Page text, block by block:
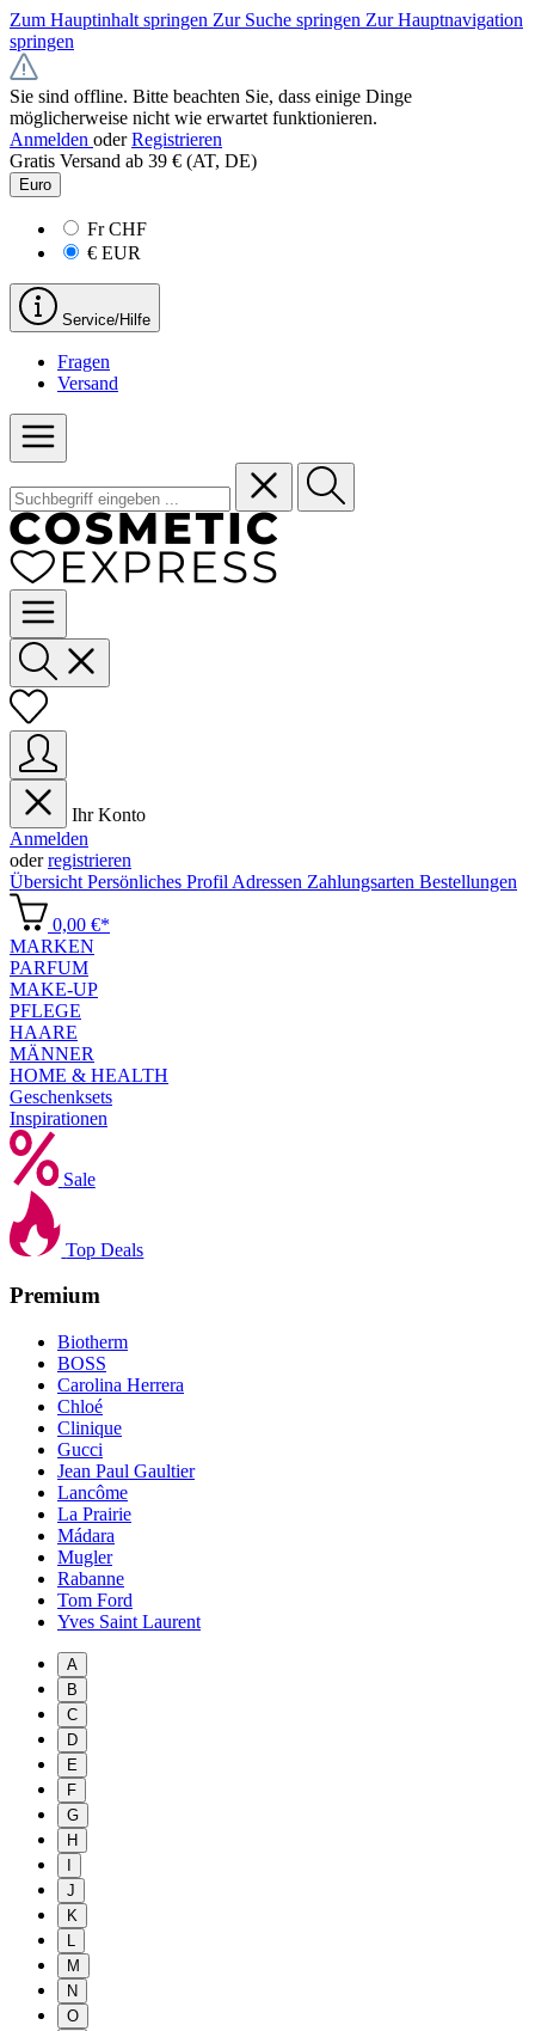
Zum Hauptinhalt springen Zur Suche springen Zur Hauptnavigation
springen
Sie sind offline. Bitte beachten Sie, dass einige Dinge
möglicherweise nicht wie erwartet funktionieren.
Anmelden oder Registrieren
Gratis Versand ab 39 € (AT, DE)
Euro
FrCHF
€ EUR
Service/Hilfe
Fragen
Versand
Ihr Konto
Anmelden
oderregistrieren
Übersicht Persönliches Profil Adressen Zahlungsarten Bestellungen
0,00 €*
MARKEN
PARFUM
MAKE-UP
PFLEGE
HAARE
MÄNNER
HOME & HEALTH
Geschenksets
Inspirationen
Sale
Top Deals
Premium
Biotherm
BOSS
Carolina Herrera
Chloé
Clinique
Gucci
Jean Paul Gaultier
Lancôme
La Prairie
Mádara
Mugler
Rabanne
Tom Ford
Yves Saint Laurent
A
B
C
D
E
F
G
H
J
K
L
M
N
O